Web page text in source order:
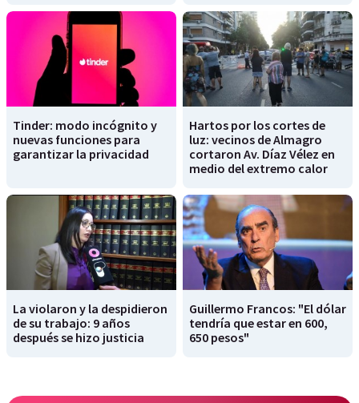
Tinder: modo incógnito y
nuevas funciones para
garantizar la privacidad
Hartos por los cortes de
luz: vecinos de Almagro
cortaron Av. Díaz Vélez en
medio del extremo calor
La violaron y la despidieron
de su trabajo: 9 años
después se hizo justicia
Guillermo Francos: "El dólar
tendría que estar en 600,
650 pesos"